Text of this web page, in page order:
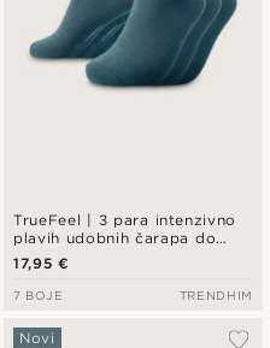
TrueFeel | 3 para intenzivno
plavih udobnih čarapa do
gležnja od bambusa
17,95 €
7 BOJE TRENDHIM
Novi